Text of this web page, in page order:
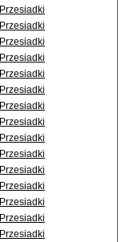
Przesiadki
Przesiadki
Przesiadki
Przesiadki
Przesiadki
Przesiadki
Przesiadki
Przesiadki
Przesiadki
Przesiadki
Przesiadki
Przesiadki
Przesiadki
Przesiadki
Przesiadki